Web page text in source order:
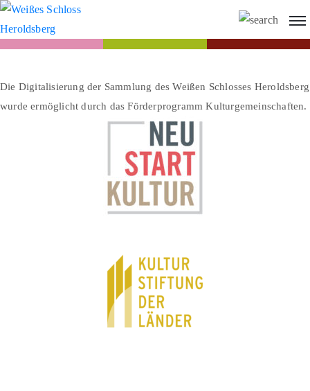
Die Digitalisierung der Sammlung des Weißen Schlosses Heroldsberg
wurde ermöglicht durch das Förderprogramm Kulturgemeinschaften.